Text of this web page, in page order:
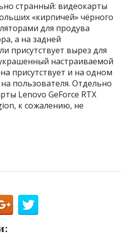
странный: видеокарты
«кирпичей» чёрного
для продува
а на задней
присутствует вырез для
настраиваемой
присутствует и на одном
пользователя. Отдельно
Lenovo GeForce RTX
к сожалению, не